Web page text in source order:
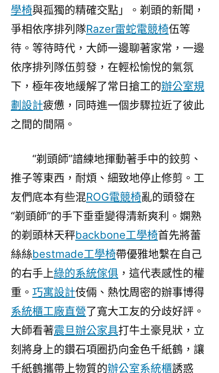
學椅與孤獨的精確交點」。剃頭的新聞，
爭相依序排列隊Razer雷蛇電競椅伍等
待。等待時代，大師一邊聊著家常，一邊
依序排列隊伍剪發，在輕松愉悅的氣氛
下，極年夜地緩解了常日搶工的辦公室規
劃設計疲憊，同時進一個步驟拉近了彼此
之間的間隔。
“剃頭師”諳練地揮動著手中的鉸剪、
推子等東西，耐煩、細致地停止修剪。工
友們底本有些混ROG電競椅亂的頭發在
“剃頭師”的手下垂垂變得清新爽利。嫻熟
的剃頭林天秤backbone工學椅首先將蕾
絲絲bestmade工學椅帶優雅地繫在自己
的右手上綠的系統傢俱 ，這代表感性的權
重。 巧寓設計伎倆、熱忱周密的辦事博得
系統櫃工廠直營了寬大工友的分歧好評。
大師看著震旦辦公家具打牛土豪見狀，立
刻將身上的鑽石項圈扔向金色千紙鶴，讓
千紙鶴攜帶上物質的辦公室系統櫃誘惑